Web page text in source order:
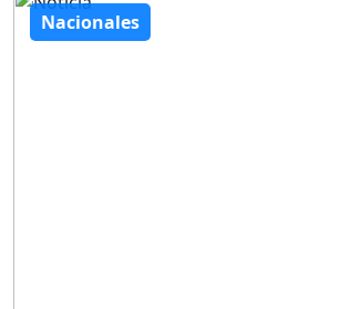
Nacionales